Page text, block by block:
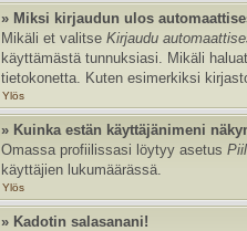
» Miksi kirjaudun ulos
Mikäli et valitseKirjaudu
käyttämästä tunnuksiasi. Mikäli
tietokonetta. Kuten esimerkiksi
Ylös
» Kuinka estän käyttäjänimeni
Omassa profiilissasi löytyy asetus
käyttäjien lukumäärässä.
Ylös
» Kadotin salasanani!